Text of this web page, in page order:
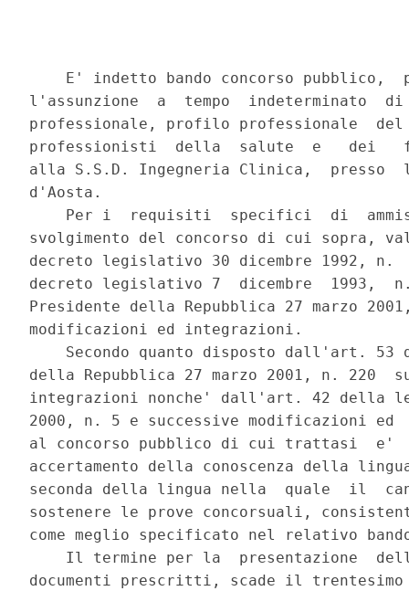
E' indetto bando concorso pubblico,
l'assunzione  a  tempo  indeterminato
professionale, profilo professionale
professionisti  della  salute  e   dei
alla S.S.D. Ingegneria Clinica,  presso
d'Aosta.
Per i  requisiti  specifici  di
svolgimento del concorso di cui sopra,
decreto legislativo 30 dicembre 1992, n.
decreto legislativo 7  dicembre  1993,
Presidente della Repubblica 27 marzo
modificazioni ed integrazioni.
Secondo quanto disposto dall'art. 53
della Repubblica 27 marzo 2001, n. 220
integrazioni nonche' dall'art. 42 della
2000, n. 5 e successive modificazioni
al concorso pubblico di cui trattasi  e'
accertamento della conoscenza della
seconda della lingua nella  quale  il
sostenere le prove concorsuali,
come meglio specificato nel relativo
Il termine per la  presentazione
documenti prescritti, scade il